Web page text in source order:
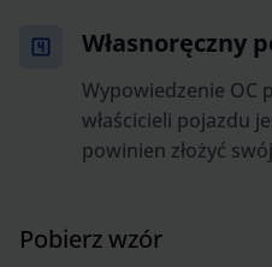
Własnoręczny
Wypowiedzenie OC
właścicieli pojazdu
powinien złożyć
Pobierz wzór